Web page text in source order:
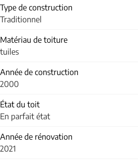
Type de construction
Traditionnel
Matériau de toiture
tuiles
Année de construction
2000
État du toit
En parfait état
Année de rénovation
2021